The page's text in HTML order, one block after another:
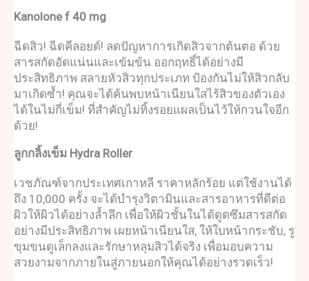
Kanolone f 40 mg
ฉีดสิว! ฉีดคีลอยด์! ลดปัญหาการเกิดสิวจากต้นตอ ด้วย
สารสกัดอัดแน่นและเข้มข้น ออกฤทธิ์ได้อย่างมี
ประสิทธิภาพ สลายหัวสิวทุกประเภท ป้องกันไม่ให้สิวกลับ
มาเกิดซ้ำ! คุณจะได้ค้นพบหน้าเนียนใสไร้สิวของตัวเอง
ได้ในไม่กี่เข็ม! ที่สำคัญไม่ทิ้งรอยแผลเป็นไว้ให้กวนใจอีก
ด้วย!
ลูกกลิ้งเข็ม Hydra Roller
เวชภัณฑ์จากประเทศเกาหลี ราคาหลักร้อย แต่ใช้งานได้
ถึง 10,000 ครั้ง จะได้บำรุงวิตามินและสารอาหารที่ดีต่อ
ผิวให้ผิวได้อย่างล้ำลึก เพื่อให้ผิวชั้นในได้ดูดซึมสารสกัด
อย่างมีประสิทธิภาพ เผยหน้าเนียนใส, ให้ใบหน้ากระชับ, รู
ขุมขนดูเล็กลงและรักษาหลุมสิวได้จริง เพื่อมอบความ
สวยงามจากภายในสู่ภายนอกให้คุณได้อย่างรวดเร็ว!